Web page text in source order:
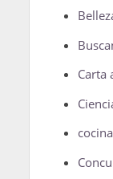
Carta
cocina